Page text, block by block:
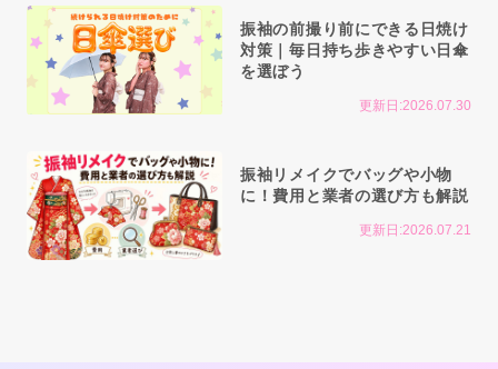
振袖の前撮り前にできる日焼け
対策｜毎日持ち歩きやすい日傘
を選ぼう
更新日:2026.07.30
振袖リメイクでバッグや小物
に！費用と業者の選び方も解説
更新日:2026.07.21